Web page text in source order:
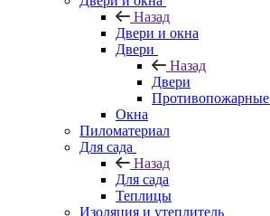
Назад
Двери и окна
Двери
Назад
Двери
Противопожарные
Окна
Пиломатериал
Для сада
Назад
Для сада
Теплицы
Изоляция и утеплитель